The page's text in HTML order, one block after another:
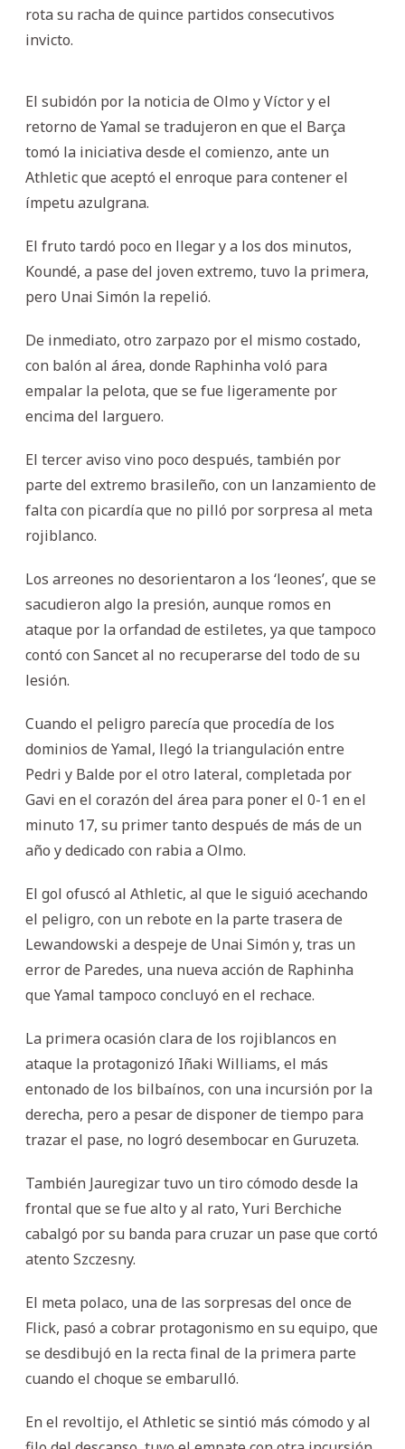
rota su racha de quince partidos consecutivos
invicto.
El subidón por la noticia de Olmo y Víctor y el
retorno de Yamal se tradujeron en que el Barça
tomó la iniciativa desde el comienzo, ante un
Athletic que aceptó el enroque para contener el
ímpetu azulgrana.
El fruto tardó poco en llegar y a los dos minutos,
Koundé, a pase del joven extremo, tuvo la primera,
pero Unai Simón la repelió.
De inmediato, otro zarpazo por el mismo costado,
con balón al área, donde Raphinha voló para
empalar la pelota, que se fue ligeramente por
encima del larguero.
El tercer aviso vino poco después, también por
parte del extremo brasileño, con un lanzamiento de
falta con picardía que no pilló por sorpresa al meta
rojiblanco.
Los arreones no desorientaron a los ‘leones’, que se
sacudieron algo la presión, aunque romos en
ataque por la orfandad de estiletes, ya que tampoco
contó con Sancet al no recuperarse del todo de su
lesión.
Cuando el peligro parecía que procedía de los
dominios de Yamal, llegó la triangulación entre
Pedri y Balde por el otro lateral, completada por
Gavi en el corazón del área para poner el 0-1 en el
minuto 17, su primer tanto después de más de un
año y dedicado con rabia a Olmo.
El gol ofuscó al Athletic, al que le siguió acechando
el peligro, con un rebote en la parte trasera de
Lewandowski a despeje de Unai Simón y, tras un
error de Paredes, una nueva acción de Raphinha
que Yamal tampoco concluyó en el rechace.
La primera ocasión clara de los rojiblancos en
ataque la protagonizó Iñaki Williams, el más
entonado de los bilbaínos, con una incursión por la
derecha, pero a pesar de disponer de tiempo para
trazar el pase, no logró desembocar en Guruzeta.
También Jauregizar tuvo un tiro cómodo desde la
frontal que se fue alto y al rato, Yuri Berchiche
cabalgó por su banda para cruzar un pase que cortó
atento Szczesny.
El meta polaco, una de las sorpresas del once de
Flick, pasó a cobrar protagonismo en su equipo, que
se desdibujó en la recta final de la primera parte
cuando el choque se embarulló.
En el revoltijo, el Athletic se sintió más cómodo y al